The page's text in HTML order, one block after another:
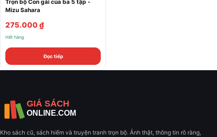
Trọn bộ Con gái của ba 5 tập -
Mizu Sahara
275.000 ₫
Hết hàng
Đọc tiếp
Kho sách cũ, sách hiếm và truyện tranh trọn bộ. Ảnh thật, thông tin rõ ràng,